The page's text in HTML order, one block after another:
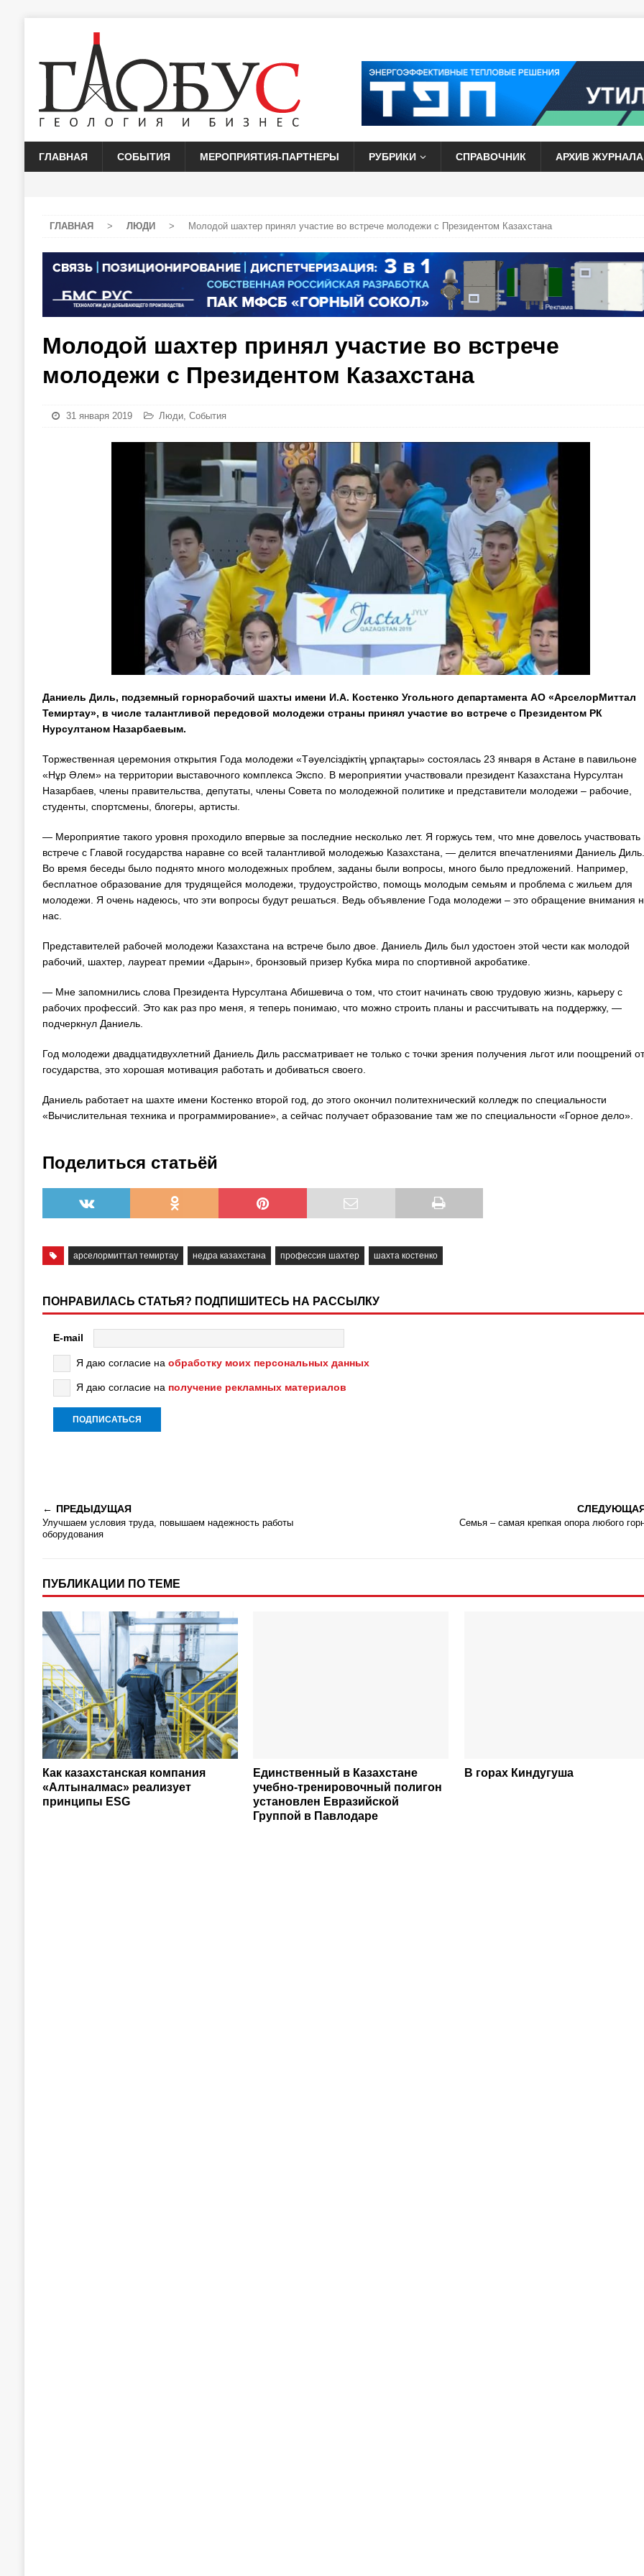
ГЛАВНАЯ СОБЫТИЯ МЕРОПРИЯТИЯ-ПАРТНЕРЫ РУБРИКИ СПРАВОЧНИК АРХИВ ЖУРНАЛА
ГЛАВНАЯ > ЛЮДИ > Молодой шахтер принял участие во встрече молодежи с Президентом Казахстана
Молодой шахтер принял участие во встрече
молодежи с Президентом Казахстана
31 января 2019 Люди, События
Даниель Диль, подземный горнорабочий шахты имени И.А. Костенко Угольного департамента АО «АрселорМиттал
Темиртау», в числе талантливой передовой молодежи страны принял участие во встрече с Президентом РК
Нурсултаном Назарбаевым.
Торжественная церемония открытия Года молодежи «Тәуелсіздіктің ұрпақтары» состоялась 23 января в Астане в павильоне
«Нұр Әлем» на территории выставочного комплекса Экспо. В мероприятии участвовали президент Казахстана Нурсултан
Назарбаев, члены правительства, депутаты, члены Совета по молодежной политике и представители молодежи – рабочие,
студенты, спортсмены, блогеры, артисты.
— Мероприятие такого уровня проходило впервые за последние несколько лет. Я горжусь тем, что мне довелось участвовать
встрече с Главой государства наравне со всей талантливой молодежью Казахстана, — делится впечатлениями Даниель
Во время беседы было поднято много молодежных проблем, заданы были вопросы, много было предложений. Например,
бесплатное образование для трудящейся молодежи, трудоустройство, помощь молодым семьям и проблема с жильем для
молодежи. Я очень надеюсь, что эти вопросы будут решаться. Ведь объявление Года молодежи – это обращение внимания
нас.
Представителей рабочей молодежи Казахстана на встрече было двое. Даниель Диль был удостоен этой чести как молодой
рабочий, шахтер, лауреат премии «Дарын», бронзовый призер Кубка мира по спортивной акробатике.
— Мне запомнились слова Президента Нурсултана Абишевича о том, что стоит начинать свою трудовую жизнь, карьеру с
рабочих профессий. Это как раз про меня, я теперь понимаю, что можно строить планы и рассчитывать на поддержку, —
подчеркнул Даниель.
Год молодежи двадцатидвухлетний Даниель Диль рассматривает не только с точки зрения получения льгот или поощрений от
государства, это хорошая мотивация работать и добиваться своего.
Даниель работает на шахте имени Костенко второй год, до этого окончил политехнический колледж по специальности
«Вычислительная техника и программирование», а сейчас получает образование там же по специальности «Горное дело».
Поделиться статьёй
арселормиттал темиртау недра казахстана профессия шахтер шахта костенко
ПОНРАВИЛАСЬ СТАТЬЯ? ПОДПИШИТЕСЬ НА РАССЫЛКУ
E-mail
Я даю согласие на обработку моих персональных данных
Я даю согласие на получение рекламных материалов
ПРЕДЫДУЩАЯ
Улучшаем условия труда, повышаем надежность работы
оборудования
Семья – самая крепкая опора любого
ПУБЛИКАЦИИ ПО ТЕМЕ
Как казахстанская компания
«Алтыналмас» реализует
принципы ESG
Единственный в Казахстане
учебно-тренировочный полигон
установлен Евразийской
Группой в Павлодаре
В горах Киндугуша